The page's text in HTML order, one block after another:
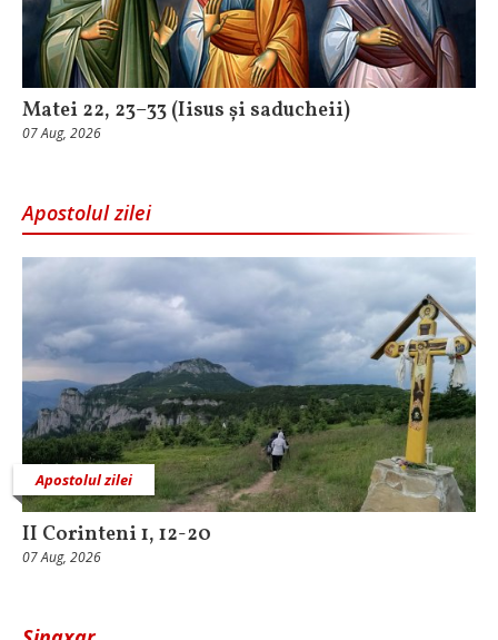
Matei 22, 23–33 (Iisus și saducheii)
07 Aug, 2026
Apostolul zilei
Apostolul zilei
II Corinteni 1, 12-20
07 Aug, 2026